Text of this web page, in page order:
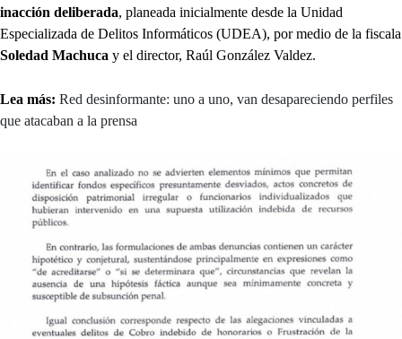
inacción deliberada, planeada inicialmente desde la Unidad
Especializada de Delitos Informáticos (UDEA), por medio de la fiscala
Soledad Machuca y el director, Raúl González Valdez.
Lea más: Red desinformante: uno a uno, van desapareciendo perfiles
que atacaban a la prensa